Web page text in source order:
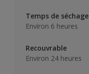
Temps de séchage
Environ 6 heures
Recouvrable
Environ 24 heures